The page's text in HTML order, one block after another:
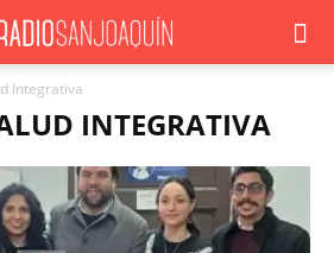
Integrativa
INTEGRATIVA